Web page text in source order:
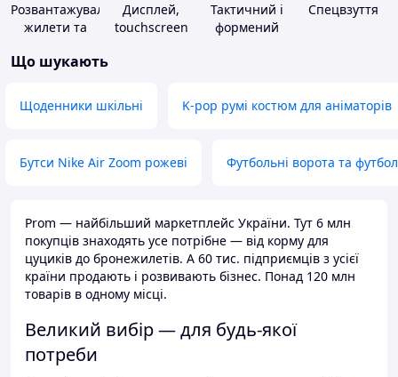
Розвантажувальні
жилети та
без плит
Дисплей,
touchscreen
Тактичний і
формений
Спецвзуття
Що шукають
Щоденники шкільні K-pop румі костюм для аніматорів
Бутси Nike Air Zoom рожеві Футбольні ворота та
Prom — найбільший маркетплейс України. Тут 6 млн
покупців знаходять усе потрібне — від корму для
цуциків до бронежилетів. А 60 тис. підприємців з усієї
країни продають і розвивають бізнес. Понад 120 млн
товарів в одному місці.
Великий вибір — для будь-якої
потреби